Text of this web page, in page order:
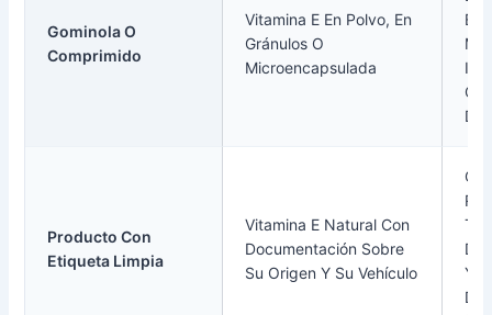
Gominola O
Comprimido
Vitamina E En Polvo, En
Gránulos O
Microencapsulada
Producto Con
Etiqueta Limpia
Vitamina E Natural Con
Documentación Sobre
Su Origen Y Su Vehículo
De
Y